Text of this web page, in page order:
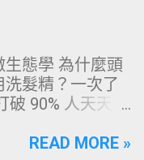
的生物學本質：
牙齒變黃的10
四、 5大專業
比較 五、 避坑
美白偏方迷思
色的生物學本
態學 為什麼頭
髮精？一次了
破 90% 人天天在
皮清潔的物理與
READ MORE »